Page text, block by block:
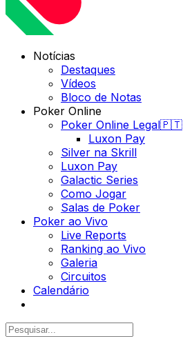
Notícias
Destaques
Vídeos
Bloco de Notas
Poker Online
Poker Online Legal🇵🇹
Luxon Pay
Silver na Skrill
Luxon Pay
Galactic Series
Como Jogar
Salas de Poker
Poker ao Vivo
Live Reports
Ranking ao Vivo
Galeria
Circuitos
Calendário